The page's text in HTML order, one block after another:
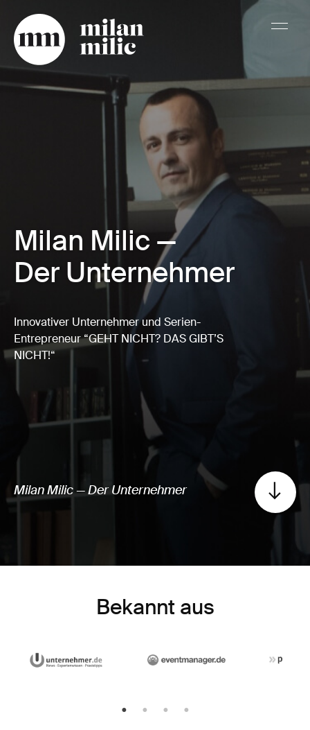
Milan Milic —
Der Unternehmer
Innovativer Unternehmer und Serien-
Entrepreneur “GEHT NICHT? DAS GIBT’S
NICHT!“
Milan Milic — Der Unternehmer
Bekannt aus